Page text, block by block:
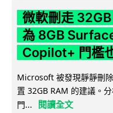
微軟刪走
為 8GB
Copilot+ 門檻
Microsoft 被發現靜靜刪
置 32GB RAM 的建議。
門...
閱讀全文